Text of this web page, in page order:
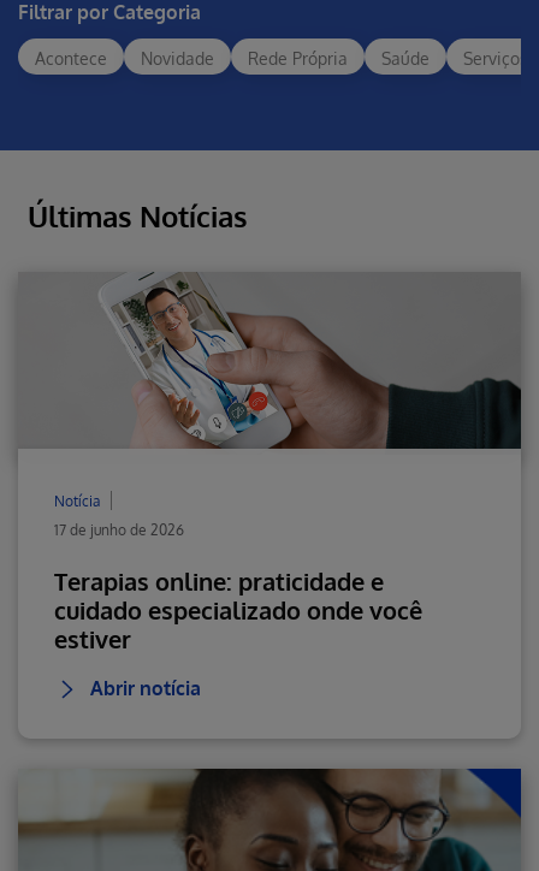
Filtrar por Categoria
Acontece Novidade Rede Própria Saúde Serviços
Últimas Notícias
Notícia
17 de junho de 2026
Terapias online: praticidade e
cuidado especializado onde você
estiver
Abrir notícia